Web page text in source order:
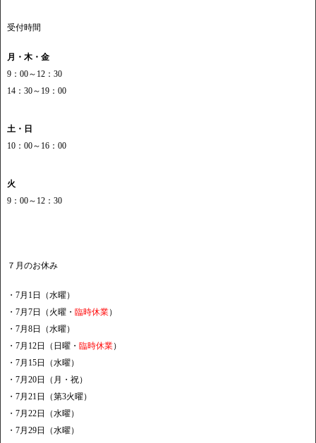
受付時間
月・木・金
9：00～12：30
14：30～19：00
土・日
10：00～16：00
火
9：00～12：30
７月のお休み
・7月1日（水曜）
・7月7日（火曜・ 臨時休業）
・7月8日（水曜）
・7月12日（日曜・ 臨時休業）
・7月15日（水曜）
・7月20日（月・祝）
・7月21日（第3火曜）
・7月22日（水曜）
・7月29日（水曜）